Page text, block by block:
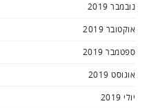
נובמבר 2019
אוקטובר 2019
ספטמבר 2019
אוגוסט 2019
יולי 2019